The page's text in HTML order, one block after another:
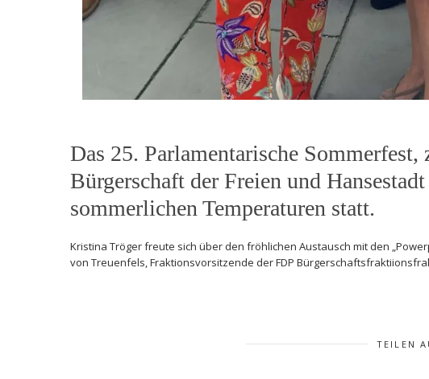
Das 25. Parlamentarische
Bürgerschaft der Freien und
sommerlichen Temperaturen statt.
Kristina Tröger freute sich über den fröhlichen Austausch mit den
von Treuenfels, Fraktionsvorsitzende der FDP
TEILEN